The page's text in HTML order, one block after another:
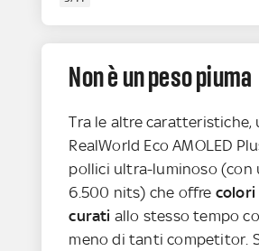
Non è un peso piuma
Tra le altre caratteristiche,
RealWorld Eco AMOLED
pollici ultra-luminoso (con
6.500 nits) che offre colori
curati allo stesso tempo
meno di tanti competitor.